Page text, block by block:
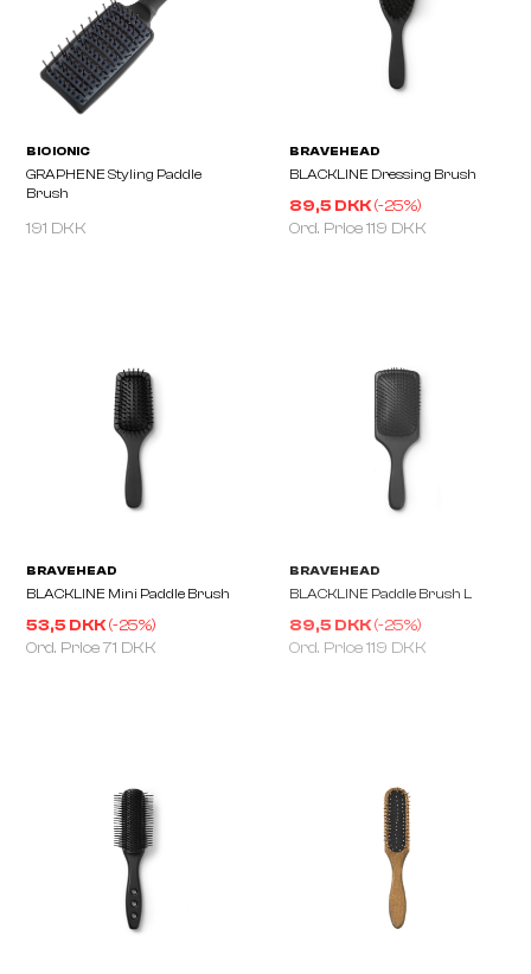
191 DKK
89,5 DKK(-25%)
Ord. Price119 DKK
53,5 DKK(-25%)
Ord. Price71 DKK
89,5 DKK(-25%)
Ord. Price119 DKK